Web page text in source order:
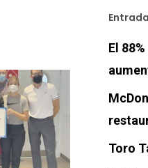
El
Toro